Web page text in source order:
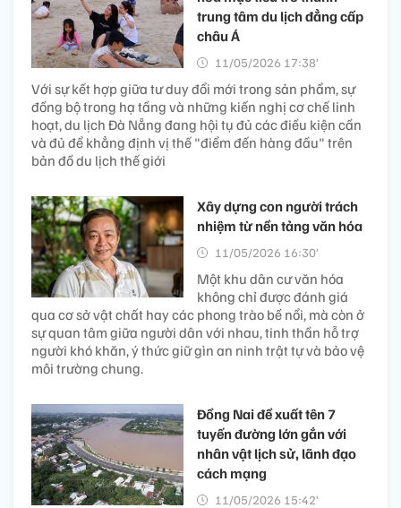
trung tâm du lịch đẳng cấp
châu Á
11/05/2026 17:38’
Với sự kết hợp giữa tư duy đổi mới trong sản phẩm, sự
đồng bộ trong hạ tầng và những kiến nghị cơ chế linh
hoạt, du lịch Đà Nẵng đang hội tụ đủ các điều kiện cần
và đủ để khẳng định vị thế "điểm đến hàng đầu" trên
bản đồ du lịch thế giới
Xây dựng con người trách
nhiệm từ nền tảng văn hóa
11/05/2026 16:30’
Một khu dân cư văn hóa
không chỉ được đánh giá
qua cơ sở vật chất hay các phong trào bề nổi, mà còn ở
sự quan tâm giữa người dân với nhau, tinh thần hỗ trợ
người khó khăn, ý thức giữ gìn an ninh trật tự và bảo vệ
môi trường chung.
Đồng Nai đề xuất tên 7
tuyến đường lớn gắn với
nhân vật lịch sử, lãnh đạo
cách mạng
11/05/2026 15:42’